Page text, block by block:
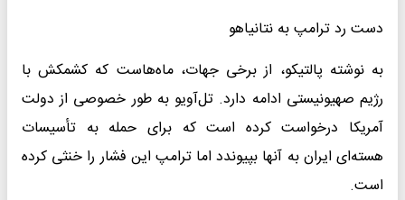
دست رد ترامپ به نتانیاهو
به نوشته پالتیکو، از برخی جهات، ماه‌هاست که کشمکش با
رژیم صهیونیستی ادامه دارد. تل‌آویو به طور خصوصی از دولت
آمریکا درخواست کرده است که برای حمله به تأسیسات
هسته‌ای ایران به آنها بپیوندد اما ترامپ این فشار را خنثی کرده
است.